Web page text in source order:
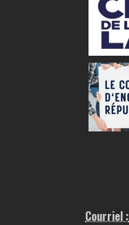
Courriel :